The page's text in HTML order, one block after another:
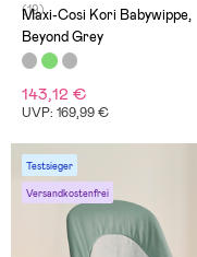
(19)
Maxi-Cosi Kori Babywippe,
Beyond Grey
143,12 €
UVP: 169,99 €
Testsieger
Versandkostenfrei